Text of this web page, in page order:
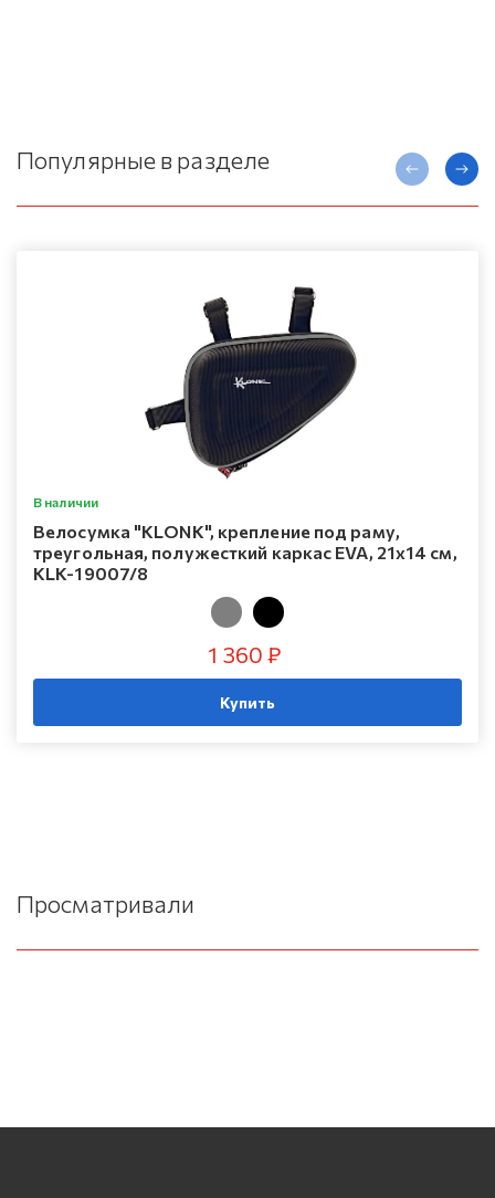
Популярные в разделе
В наличии
Велосумка "KLONK", крепление под раму,
треугольная, полужесткий каркас EVA, 21x14 см,
KLK-19007/8
1 360 ₽
Купить
Просматривали